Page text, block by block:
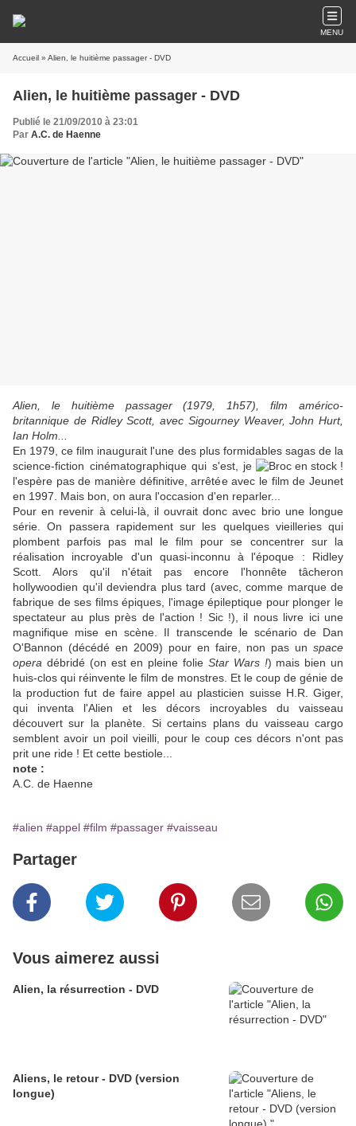
MENU
Accueil » Alien, le huitième passager - DVD
Alien, le huitième passager - DVD
Publié le 21/09/2010 à 23:01
Par A.C. de Haenne
Alien, le huitième passager (1979, 1h57), film américo-
britannique de Ridley Scott, avec Sigourney Weaver, John Hurt,
Ian Holm...
En 1979, ce film inaugurait l'une des plus formidables sagas de la
science-fiction cinématographique qui s'est, je
l'espère pas de manière définitive, arrêtée avec le film de Jeunet
en 1997. Mais bon, on aura l'occasion d'en reparler...
Pour en revenir à celui-là, il ouvrait donc avec brio une longue
série. On passera rapidement sur les quelques vieilleries qui
plombent parfois pas mal le film pour se concentrer sur la
réalisation incroyable d'un quasi-inconnu à l'époque : Ridley
Scott. Alors qu'il n'était pas encore l'honnête tâcheron
hollywoodien qu'il deviendra plus tard (avec, comme marque de
fabrique de ses films épiques, l'image épileptique pour plonger le
spectateur au plus près de l'action ! Sic !), il nous livre ici une
magnifique mise en scène. Il transcende le scénario de Dan
O'Bannon (décédé en 2009) pour en faire, non pas un space
opera débridé (on est en pleine folie Star Wars !) mais bien un
huis-clos qui réinvente le film de monstres. Et le coup de génie de
la production fut de faire appel au plasticien suisse H.R. Giger,
qui inventa l'Alien et les décors incroyables du vaisseau
découvert sur la planète. Si certains plans du vaisseau cargo
semblent avoir un poil vieilli, pour le coup ces décors n'ont pas
prit une ride ! Et cette bestiole...
note :
A.C. de Haenne
#alien #appel #film #passager #vaisseau
Partager
Vous aimerez aussi
Alien, la résurrection - DVD
Aliens, le retour - DVD (version
longue)